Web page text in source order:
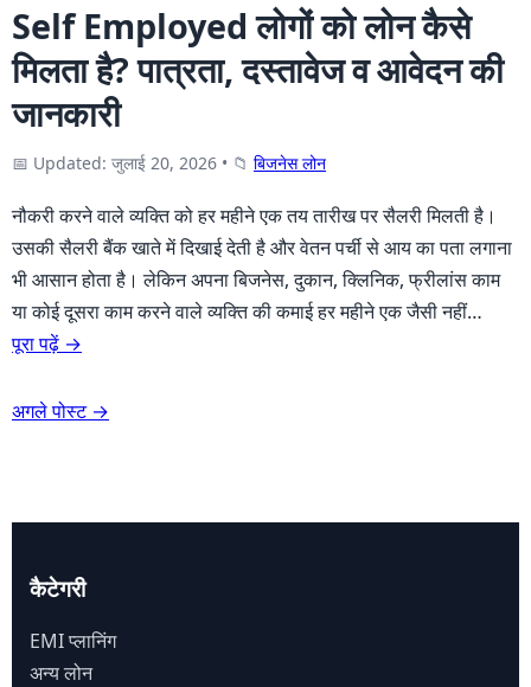
Self Employed लोगों को लोन कैसे
मिलता है? पात्रता, दस्तावेज व आवेदन की
जानकारी
📅 Updated: जुलाई 20, 2026 • 📁 बिजनेस लोन
नौकरी करने वाले व्यक्ति को हर महीने एक तय तारीख पर सैलरी मिलती है।
उसकी सैलरी बैंक खाते में दिखाई देती है और वेतन पर्ची से आय का पता लगाना
भी आसान होता है। लेकिन अपना बिजनेस, दुकान, क्लिनिक, फ्रीलांस काम
या कोई दूसरा काम करने वाले व्यक्ति की कमाई हर महीने एक जैसी नहीं…
पूरा पढ़ें →
अगले पोस्ट →
कैटेगरी
EMI प्लानिंग
अन्य लोन